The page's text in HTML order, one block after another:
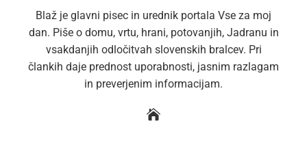
Blaž je glavni pisec in urednik portala Vse za moj
dan. Piše o domu, vrtu, hrani, potovanjih, Jadranu in
vsakdanjih odločitvah slovenskih bralcev. Pri
člankih daje prednost uporabnosti, jasnim razlagam
in preverjenim informacijam.